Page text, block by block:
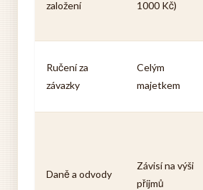
založení 1000 Kč)
Ručení za
závazky
Celým
majetkem
Daně a odvody
Závisí na výši
příjmů